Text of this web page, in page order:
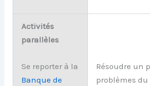
Activités
parallèles
Se reporter à la
Banque de
Résoudre un
problèmes du